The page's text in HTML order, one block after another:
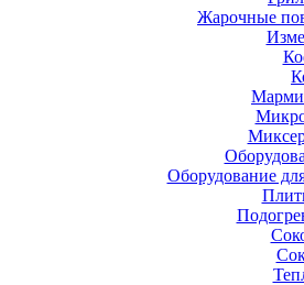
Жарочные
Оборудование